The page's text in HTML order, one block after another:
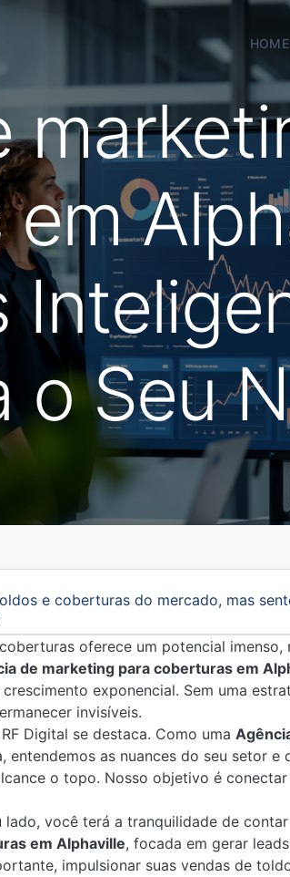
HOME
o Seu
e coberturas do mercado, mas
oferece um potencial
de marketing para coberturas em
exponencial. Sem uma
invisíveis.
Digital se destaca. Como uma
entendemos as nuances do seu setor
o topo. Nosso objetivo é
lado, você terá a tranquilidade de
em Alphaville, focada em gerar
impulsionar suas vendas de